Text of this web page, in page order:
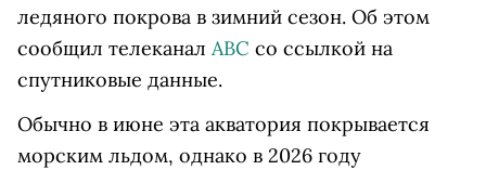
ледяного покрова в зимний сезон. Об этом
сообщил телеканал ABC со ссылкой на
спутниковые данные.
Обычно в июне эта акватория покрывается
морским льдом, однако в 2026 году